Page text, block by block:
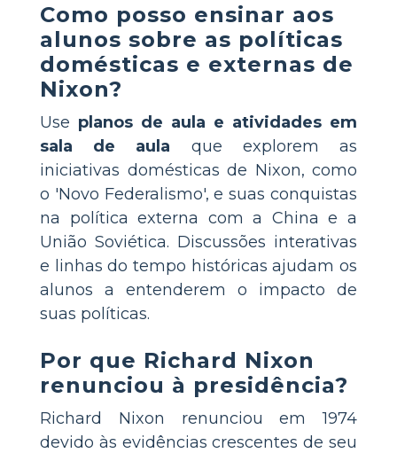
Como posso ensinar aos
alunos sobre as políticas
domésticas e externas de
Nixon?
Use planos de aula e atividades em
sala de aula que explorem as
iniciativas domésticas de Nixon, como
o 'Novo Federalismo', e suas conquistas
na política externa com a China e a
União Soviética. Discussões interativas
e linhas do tempo históricas ajudam os
alunos a entenderem o impacto de
suas políticas.
Por que Richard Nixon
renunciou à presidência?
Richard Nixon renunciou em 1974
devido às evidências crescentes de seu